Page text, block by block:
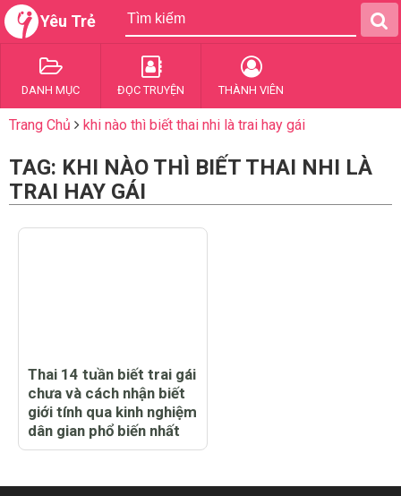
Yêu Trẻ
DANH MỤC ĐỌC TRUYỆN THÀNH VIÊN
Trang Chủ khi nào thì biết thai nhi là trai hay gái
TAG: KHI NÀO THÌ BIẾT THAI NHI LÀ
TRAI HAY GÁI
Thai 14 tuần biết trai gái
chưa và cách nhận biết
giới tính qua kinh nghiệm
dân gian phổ biến nhất